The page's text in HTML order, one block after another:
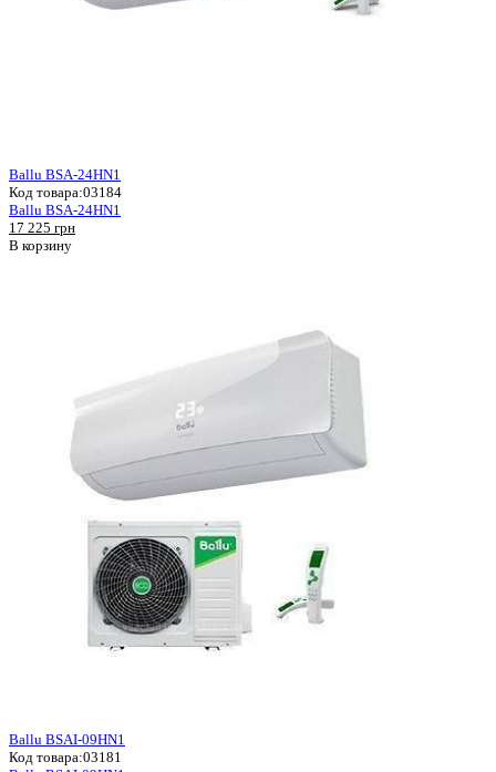
Ballu BSA-24HN1
Код товара:03184
Ballu BSA-24HN1
17 225 грн
В корзину
Ballu BSAI-09HN1
Код товара:03181